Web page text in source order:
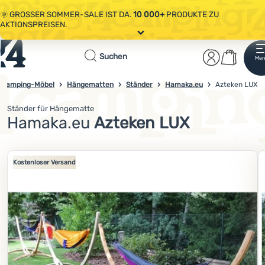
🌞 GROSSER SOMMER-SALE IST DA.10 000+PRODUKTE ZU
AKTIONSPREISEN.
🤫 - 10 % AUF AUSGEWÄHLTE CAMPING- & WANDERAUSRÜSTUNG.CODE
OUT10NUTZEN.
AKTIONSPREISEN.
Alle Aktionen
Suchen
Anmelden
Warenkorb
Startseite
Bekleidung
Rucksäcke
Isomatten
Zelte
Ausrüstung
4campingshop.de
Camping-Möbel Hängematten Ständer Hamaka.eu Azteken LUX
Hamaka.eu Azteken LUX
Ständer für Hängematte
Tragkraft: 160 kg
Foto
Kostenloser Versand